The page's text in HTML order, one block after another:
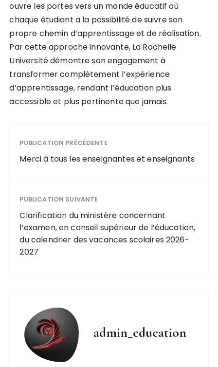
ouvre les portes vers un monde éducatif où
chaque étudiant a la possibilité de suivre son
propre chemin d’apprentissage et de réalisation.
Par cette approche innovante, La Rochelle
Université démontre son engagement à
transformer complètement l’expérience
d’apprentissage, rendant l’éducation plus
accessible et plus pertinente que jamais.
PUBLICATION PRÉCÉDENTE
Merci à tous les enseignantes et enseignants
PUBLICATION SUIVANTE
Clarification du ministère concernant
l’examen, en conseil supérieur de l’éducation,
du calendrier des vacances scolaires 2026-
2027
admin_education